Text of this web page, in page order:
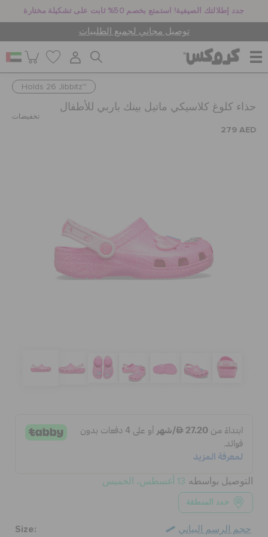
جدد إطلالتك الصيفية! استمتع بخصم 50% ثابت على تشكيلة مختارة
توصيل مجاني لجميع الطلبيات
للرجال
كروكس لمكان العمل
تسجيل الدخول / اشتراك
تحديد موقع المتجر
Holds 26 Jibbitz™
حذاء كلوغ كلاسيكي ماتيل بينك باربي للأطفال
تخفيضات
279 AED
التوصيل بواسطه 13 أغسطس، الخميس
حدد المنطقة
Size:
حجم الرسم البياني